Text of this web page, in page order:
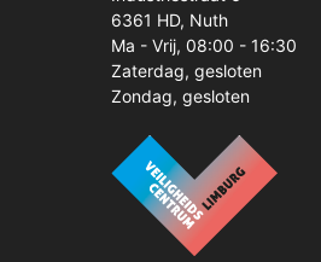
6361 HD, Nuth
Ma - Vrij, 08:00 - 16:30
Zaterdag, gesloten
Zondag, gesloten